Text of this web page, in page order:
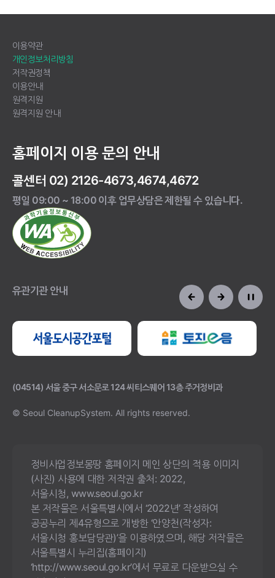
이용약관
개인정보처리방침
저작권정책
이용안내
원격지원
원격지원 안내
홈페이지 이용 문의 안내
콜센터 02) 2126-4673,4674,4672
평일 09:00 ~ 18:00 이후 업무상담은 제한될 수 있습니다.
유관기관 안내
(04514) 서울 중구 서소문로 124 씨티스퀘어 13층 주거정비과
© Seoul CleanupSystem. All rights reserved.
정비사업정보몽땅 홈페이지 메인 상단의 적용 이미지
(사진) 사용에 대한 저작권 출처: 2022,
서울시청, www.seoul.go.kr
본 저작물은 서울특별시에서 ‘2022년’ 작성하여
공공누리 제4유형으로 개방한 ‘안양천(작성자:
서울시청 홍보담당관)’을 이용하였으며, 해당 저작물은
서울특별시 누리집(홈페이지)
‘http://www.seoul.go.kr’에서 무료로 다운받으실 수